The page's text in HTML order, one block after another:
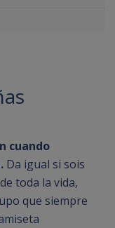
cuando
Da igual si sois
toda la vida,
que siempre